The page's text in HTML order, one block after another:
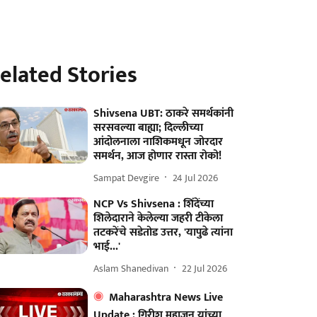
Stories
Shivsena UBT: ठाकरे समर्थकांनी
सरसवल्या बाह्या; दिल्लीच्या
आंदोलनाला नाशिकमधून जोरदार
समर्थन, आज होणार रास्ता रोको!
Sampat Devgire 24 Jul 2026
NCP Vs Shivsena : शिंदेंच्या
शिलेदाराने केलेल्या जहरी टीकेला
तटकरेंचे सडेतोड उत्तर, 'यापुढे त्यांना
भाई...'
Aslam Shanedivan 22 Jul 2026
Maharashtra News Live